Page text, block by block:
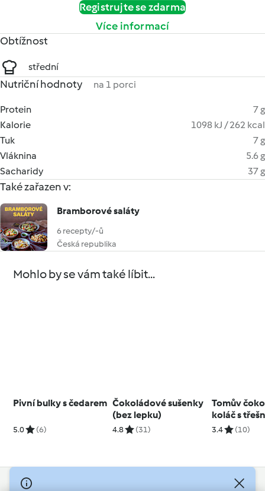
Registrujte se zdarma
Více informací
Obtížnost
střední
Nutriční hodnoty na 1 porci
Protein
7 g
Kalorie
1098 kJ / 262 kcal
Tuk
7 g
Vláknina
5.6 g
Sacharidy
37 g
Také zařazen v:
Bramborové saláty
6 recepty/-ů
Česká republika
Mohlo by se vám také líbit...
Pivní bulky s čedarem
5.0 (6)
Čokoládové sušenky
(bez lepku)
4.8 (31)
Tomův
koláč s
3.4 (10)
© Copyright 2026